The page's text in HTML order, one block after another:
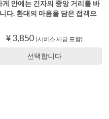
안에는 긴자의 중앙 거리를 바
다. 환대의 마음을 담은 접객으
¥ 3,850 (서비스 세금 포함)
선택합니다